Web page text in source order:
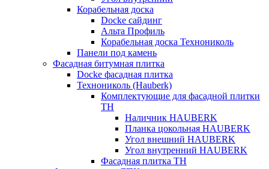
Корабельная доска
Docke сайдинг
Альта Профиль
Корабельная доска Технониколь
Панели под камень
Фасадная битумная плитка
Docke фасадная плитка
Технониколь (Hauberk)
Комплектующие для фасадной плитки
ТН
Наличник HAUBERK
Планка цокольная HAUBERK
Угол внешний HAUBERK
Угол внутренний HAUBERK
Фасадная плитка ТН